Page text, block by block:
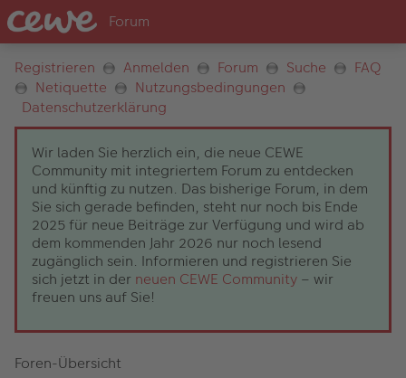
Registrieren Anmelden Forum Suche
FAQ
Netiquette
Nutzungsbedingungen
Datenschutzerklärung
Wir laden Sie herzlich ein, die neue CEWE
Community mit integriertem Forum zu entdecken
und künftig zu nutzen. Das bisherige Forum, in dem
Sie sich gerade befinden, steht nur noch bis Ende
2025 für neue Beiträge zur Verfügung und wird ab
dem kommenden Jahr 2026 nur noch lesend
zugänglich sein. Informieren und registrieren Sie
sich jetzt in der neuen CEWE Community – wir
freuen uns auf Sie!
Foren-Übersicht